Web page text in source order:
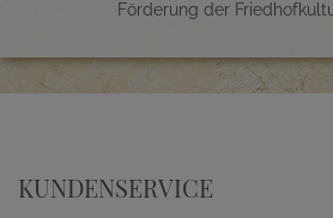
Förderung der
KUNDENSERVICE